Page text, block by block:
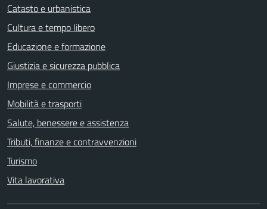
Catasto e urbanistica
Cultura e tempo libero
Educazione e formazione
Giustizia e sicurezza pubblica
Imprese e commercio
Mobilità e trasporti
Salute, benessere e assistenza
Tributi, finanze e contravvenzioni
Turismo
Vita lavorativa